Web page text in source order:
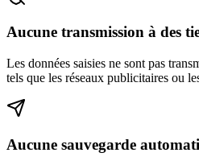
Aucune transmission à des
Les données saisies ne sont pas
tels que les réseaux publicitaires ou
Aucune sauvegarde